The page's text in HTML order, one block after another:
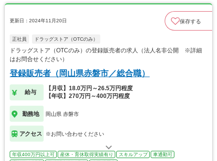
更新日：2024年11月20日 保存する
正社員 ドラッグストア（OTCのみ）
ドラッグストア（OTCのみ）の登録販売者の求人（法人名非公開 ※詳細
はお問合せください）
登録販売者（岡山県赤磐市／総合職）
給与
【月収】18.0万円～26.5万円程度
【年収】270万円～400万円程度
勤務地 岡山県 赤磐市
アクセス ※お問い合わせください
年収400万円以上可 産休・育休取得実績有り スキルアップ
車通勤可